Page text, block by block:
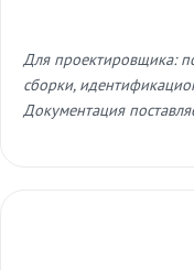
Для проектировщика:
сборки,
Документация